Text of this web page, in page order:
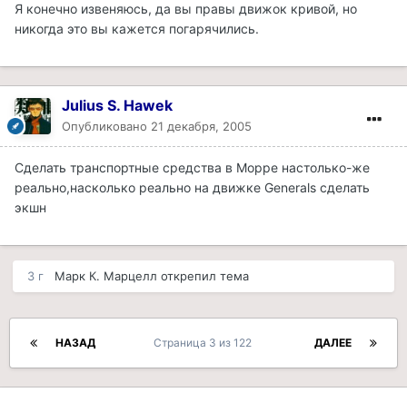
Я конечно извеняюсь, да вы правы движок кривой, но
никогда это вы кажется погарячились.
Julius S. Hawek
Опубликовано 21 декабря, 2005
Сделать транспортные средства в Морре настолько-же
реально,насколько реально на движке Generals сделать
экшн
3 г Марк К. Марцелл открепил тема
НАЗАД ДАЛЕЕ
Страница 3 из 122